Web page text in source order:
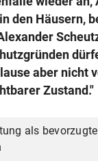
GmbH & Co KG 2026
Wien
den Häusern,
aber nicht
Zustand."
als